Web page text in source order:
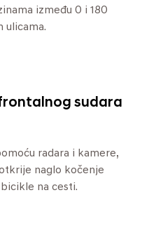
između 0 i 180
ulicama.
sudara
radara i kamere,
naglo kočenje
na cesti.